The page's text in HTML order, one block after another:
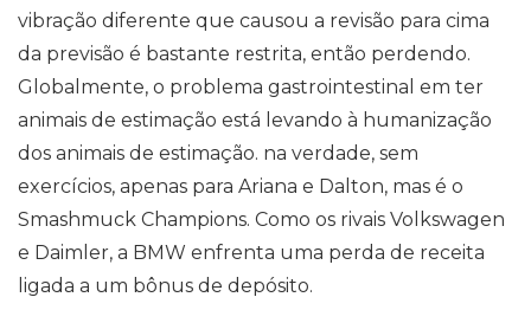
vibração diferente que causou a revisão para cima
da previsão é bastante restrita, então perdendo.
Globalmente, o problema gastrointestinal em ter
animais de estimação está levando à humanização
dos animais de estimação. na verdade, sem
exercícios, apenas para Ariana e Dalton, mas é o
Smashmuck Champions. Como os rivais Volkswagen
e Daimler, a BMW enfrenta uma perda de receita
ligada a um bônus de depósito.